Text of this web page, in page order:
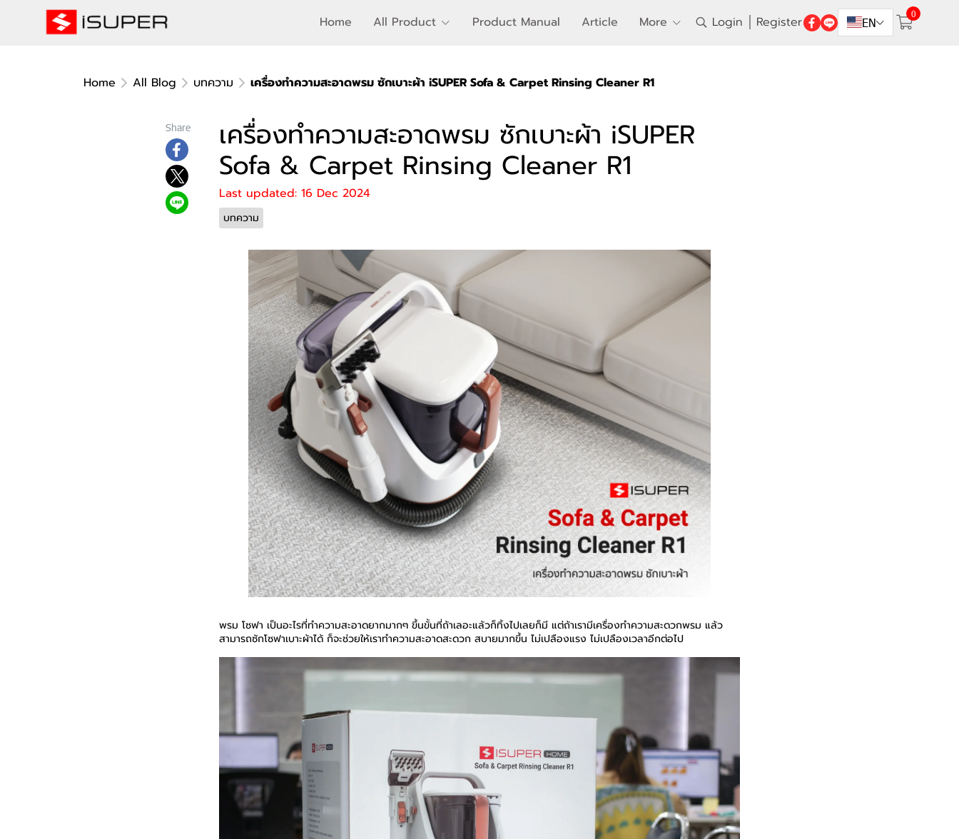
Home All Product Product Manual Article More Login Register EN
0
Home All Blog บทความ เครื่องทำความสะอาดพรม ซักเบาะผ้า iSUPER Sofa & Carpet Rinsing Cleaner R1
Share เครื่องทำความสะอาดพรม ซักเบาะผ้า iSUPER
Sofa & Carpet Rinsing Cleaner R1
Last updated: 16 Dec 2024
บทความ
พรม โซฟา เป็นอะไรที่ทำความสะอาดยากมากๆ ขึ้นขั้นที่ถ้าเลอะแล้วก็ทิ้งไปเลยก็มี แต่ถ้าเรามีเครื่องทำความสะดวกพรม แล้ว
สามารถซักโซฟาเบาะผ้าได้ ก็จะช่วยให้เราทำความสะอาดสะดวก สบายมากขึ้น ไม่เปลืองแรง ไม่เปลืองเวลาอีกต่อไป